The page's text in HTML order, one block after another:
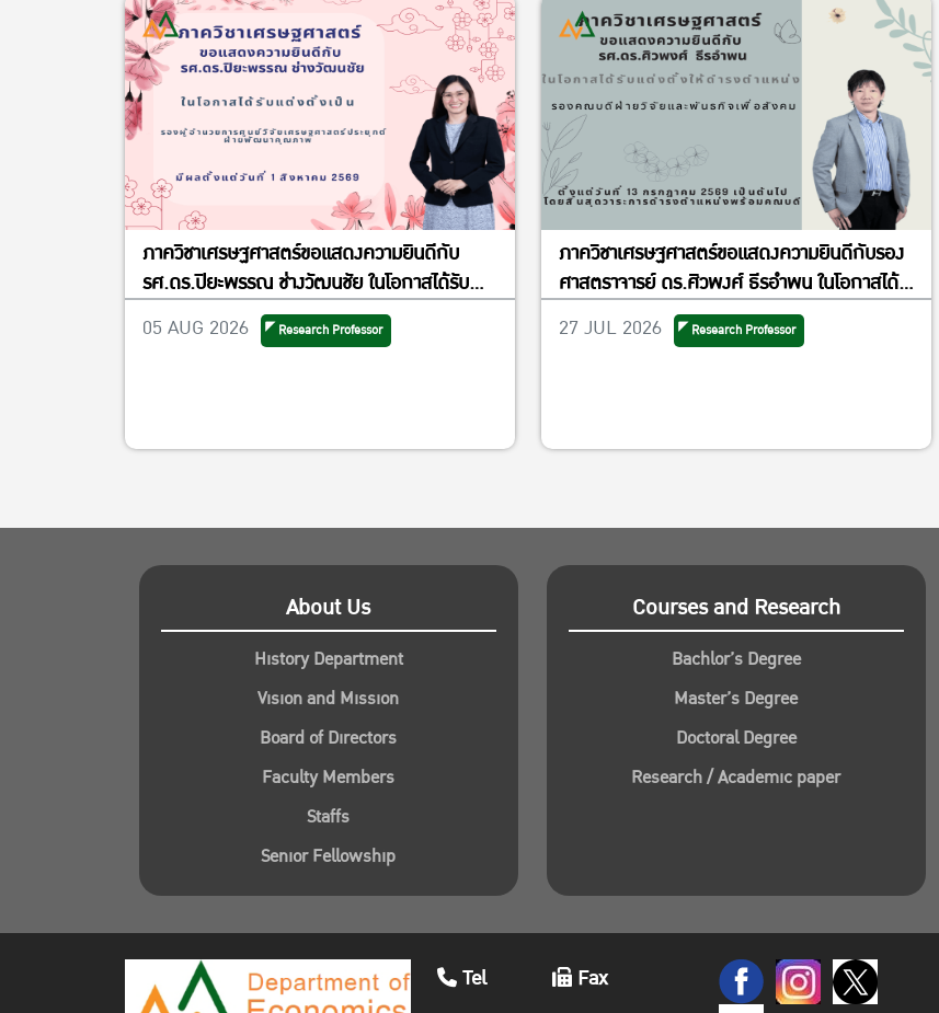
ภาควิชาเศรษฐศาสตร์ขอแสดงความยินดีกับ
รศ.ดร.ปิยะพรรณ ช่างวัฒนชัย ในโอกาสได้รับ
แต่งตั้งเป็นรองผู้อำนวยการศูนย์วิจัย
เศรษฐศาสตร์ประยุกต์ ฝ่ายพัฒนาคุณภาพ
05 AUG 2026 Research Professor
ภาควิชาเศรษฐศาสตร์ขอแสดงความยินดีกับรอง
ศาสตราจารย์ ดร.ศิวพงศ์ ธีรอำพน ในโอกาสได้
รับแต่งตั้งให้ดำรงตำแหน่งรองคณบดีฝ่ายวิจัย
และพันธกิจเพื่อสังคม
27 JUL 2026 Research Professor
About Us
History Department
Vision and Mission
Board of Directors
Faculty Members
Staffs
Senior Fellowship
Courses and Research
Bachlor’s Degree
Master’s Degree
Doctoral Degree
Research / Academic paper
Tel
Fax